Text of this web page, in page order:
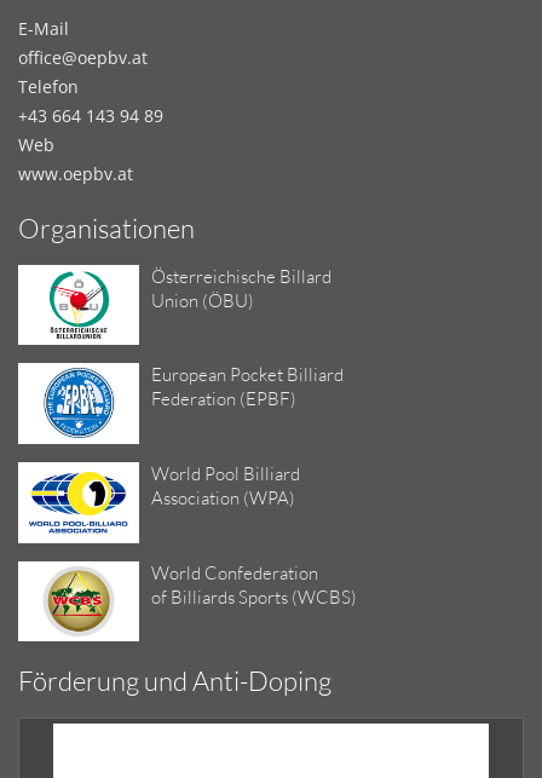
E-Mail
office@oepbv.at
Telefon
+43 664 143 94 89
Web
www.oepbv.at
Organisationen
Österreichische Billard
Union (ÖBU)
European Pocket Billiard
Federation (EPBF)
World Pool Billiard
Association (WPA)
World Confederation
of Billiards Sports (WCBS)
Förderung und Anti-Doping